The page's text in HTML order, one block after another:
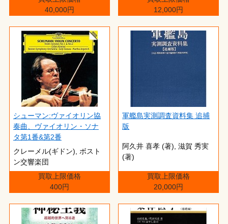
40,000円
12,000円
シューマン:ヴァイオリン協
奏曲、ヴァイオリン・ソナ
タ第1番&第2番
クレーメル(ギドン), ボスト
ン交響楽団
買取上限価格
400円
軍艦島実測調査資料集 追捕
版
阿久井 喜孝 (著),‎ 滋賀 秀実
(著)
買取上限価格
20,000円